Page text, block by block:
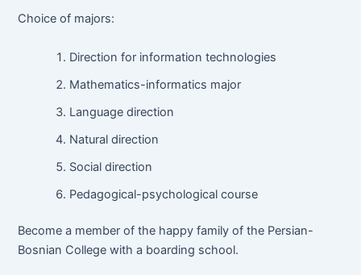
Choice of majors:
Direction for information technologies
Mathematics-informatics major
Language direction
Natural direction
Social direction
Pedagogical-psychological course
Become a member of the happy family of the Persian-
Bosnian College with a boarding school.